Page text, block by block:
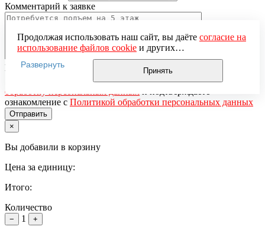
Комментарий к заявке
Понравившаяся модель
Нажимая кнопку «Отправить», вы даётесогласие на
обработку персональных данных
ознакомление с Политикой обработки персональных данных
Продолжая использовать наш сайт, вы даёте согласие на
использование файлов cookieи других
пользовательских данных (включая IP-адрес, сведения о
местоположении, устройстве, действиях на сайте и т. п.)
для функционирования сайта, проведения
использования систем аналитики (например,
Яндекс.Метрика), в соответствии с нашей
Если вы не хотите, чтобы ваши данные обрабатывались,
настройте ограничения в браузере или покиньте сайт.
Развернуть
Принять
×
Вы добавили в корзину
Цена за единицу:
Итого:
Количество
− 1 +